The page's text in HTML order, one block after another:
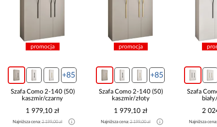
promocja
+85
Szafa Como 2-140 (50)
kaszmir/czarny
1 979,10 zł
Najniższa cena:2 199,00 zł
promocja
+85
Szafa Como 2-140 (50)
kaszmir/złoty
1 979,10 zł
Najniższa cena:2 199,00 zł
Szafa
2
Najniższa